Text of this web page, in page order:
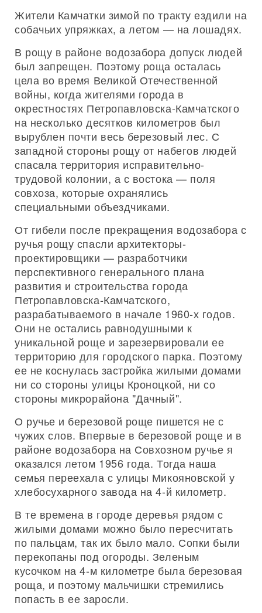
Жители Камчатки зимой по тракту ездили на
собачьих упряжках, а летом — на лошадях.
В рощу в районе водозабора допуск людей
был запрещен. Поэтому роща осталась
цела во время Великой Отечественной
войны, когда жителями города в
окрестностях Петропавловска-Камчатского
на несколько десятков километров был
вырублен почти весь березовый лес. С
западной стороны рощу от набегов людей
спасала территория исправительно-
трудовой колонии, а с востока — поля
совхоза, которые охранялись
специальными объездчиками.
От гибели после прекращения водозабора с
ручья рощу спасли архитекторы-
проектировщики — разработчики
перспективного генерального плана
развития и строительства города
Петропавловска-Камчатского,
разрабатываемого в начале 1960-х годов.
Они не остались равнодушными к
уникальной роще и зарезервировали ее
территорию для городского парка. Поэтому
ее не коснулась застройка жилыми домами
ни со стороны улицы Кроноцкой, ни со
стороны микрорайона "Дачный".
О ручье и березовой роще пишется не с
чужих слов. Впервые в березовой роще и в
районе водозабора на Совхозном ручье я
оказался летом 1956 года. Тогда наша
семья переехала с улицы Микояновской у
хлебосухарного завода на 4-й километр.
В те времена в городе деревья рядом с
жилыми домами можно было пересчитать
по пальцам, так их было мало. Сопки были
перекопаны под огороды. Зеленым
кусочком на 4-м километре была березовая
роща, и поэтому мальчишки стремились
попасть в ее заросли.